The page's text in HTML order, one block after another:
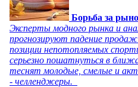
Борьба за
Эксперты модного рынка и
прогнозируют падение
позиции непотопляемых
серьезно пошатнуться в
теснят молодые, смелые и
- челленджеры.